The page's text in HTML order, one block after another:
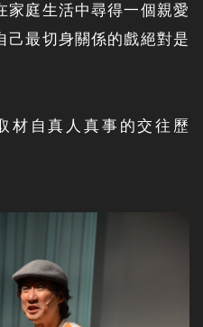
家庭生活中尋得一個親愛
己最切身關係的戲絕對是
材自真人真事的交往歷